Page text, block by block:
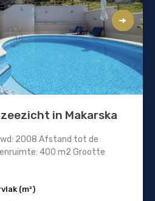
in Makarska
2008 Afstand tot de
400 m2 Grootte
(m²)